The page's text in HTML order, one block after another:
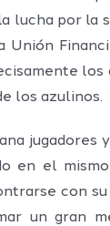
lucha por la
Unión
los
los azulinos.
jugadores
en el
con su
un gran